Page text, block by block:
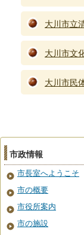
大川市立
大川市文
大川市民
市政情報
市長室へようこそ
市の概要
市役所案内
市の施設